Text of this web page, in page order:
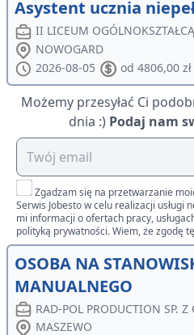
Asystent ucznia
II LICEUM
NOWOGARD
2026-08-05
od 4806,00 zł
Możemy przesyłać Ci
dnia :) Podaj nam
Zgadzam się na przetwarzanie
Serwis Jobesto w celu realizacji usługi
mi informacji o ofertach pracy,
polityką prywatności. Wiem, że zgodę
OSOBA NA
MANUALNEGO
RAD-POL PRODUCTION SP. Z
MASZEWO